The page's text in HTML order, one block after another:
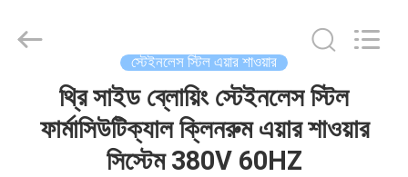
Technology
Company.
স্টেইনলেস স্টিল এয়ার শাওয়ার
থ্রি সাইড ব্লোয়িং স্টেইনলেস স্টিল
ফার্মাসিউটিক্যাল ক্লিনরুম এয়ার শাওয়ার
সিস্টেম 380V 60HZ